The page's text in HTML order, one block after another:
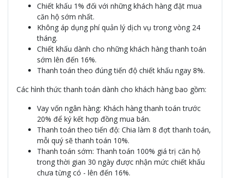
Chiết khấu 1% đối với những khách hàng đặt mua
căn hộ sớm nhất.
Không áp dụng phí quản lý dịch vụ trong vòng 24
tháng.
Chiết khấu dành cho những khách hàng thanh toán
sớm lên đến 16%.
Thanh toán theo đúng tiến độ chiết khấu ngay 8%.
Các hình thức thanh toán dành cho khách hàng bao gồm:
Vay vốn ngân hàng: Khách hàng thanh toán trước
20% để ký kết hợp đồng mua bán.
Thanh toán theo tiến độ: Chia làm 8 đợt thanh toán,
mỗi quý sẽ thanh toán 10%.
Thanh toán sớm: Thanh toán 100% giá trị căn hộ
trong thời gian 30 ngày được nhận mức chiết khấu
chưa từng có - lên đến 16%.